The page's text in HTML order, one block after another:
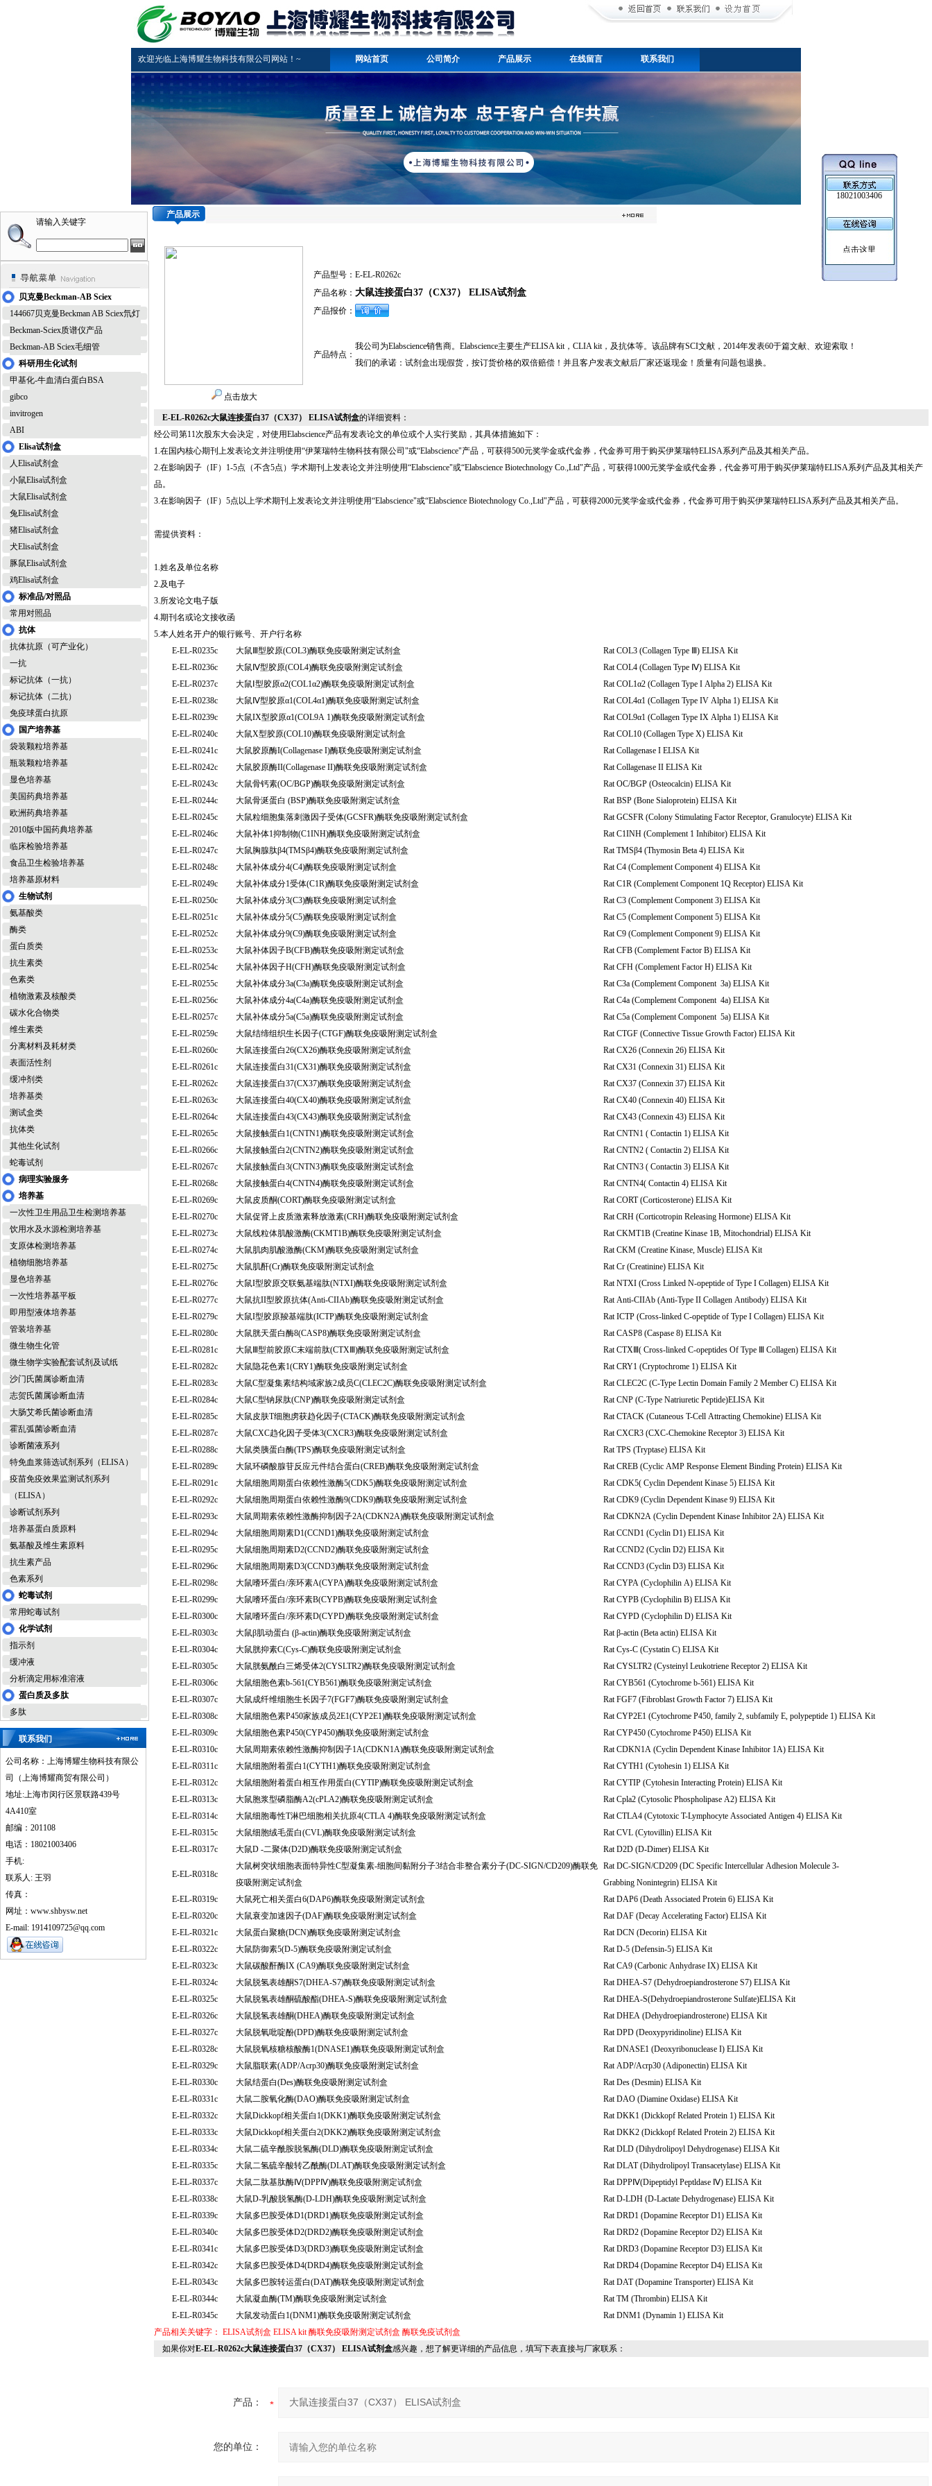
欢迎光临上海博耀生物科技有限公司网站！~ 网站首页 公司简介 产品展示 在线留言 联系我们
18021003406
请输入关键字
贝克曼Beckman-AB Sciex
144667贝克曼Beckman AB Sciex氘灯
Beckman-Sciex质谱仪产品
Beckman-AB Sciex毛细管
科研用生化试剂
甲基化-牛血清白蛋白BSA
gibco
invitrogen
ABI
Elisa试剂盒
人Elisa试剂盒
小鼠Elisa试剂盒
大鼠Elisa试剂盒
兔Elisa试剂盒
猪Elisa试剂盒
犬Elisa试剂盒
豚鼠Elisa试剂盒
鸡Elisa试剂盒
标准品/对照品
常用对照品
抗体
抗体抗原（可产业化）
一抗
标记抗体（一抗）
标记抗体（二抗）
免疫球蛋白抗原
国产培养基
袋装颗粒培养基
瓶装颗粒培养基
显色培养基
美国药典培养基
欧洲药典培养基
2010版中国药典培养基
临床检验培养基
食品卫生检验培养基
培养基原材料
生物试剂
氨基酸类
酶类
蛋白质类
抗生素类
色素类
植物激素及核酸类
碳水化合物类
维生素类
分离材料及耗材类
表面活性剂
缓冲剂类
培养基类
测试盒类
抗体类
其他生化试剂
蛇毒试剂
病理实验服务
培养基
一次性卫生用品卫生检测培养基
饮用水及水源检测培养基
支原体检测培养基
植物细胞培养基
显色培养基
一次性培养基平板
即用型液体培养基
管装培养基
微生物生化管
微生物学实验配套试剂及试纸
沙门氏菌属诊断血清
志贺氏菌属诊断血清
大肠艾希氏菌诊断血清
霍乱弧菌诊断血清
诊断菌液系列
特免血浆筛选试剂系列（ELISA）
疫苗免疫效果监测试剂系列
（ELISA）
诊断试剂系列
培养基蛋白质原料
氨基酸及维生素原料
抗生素产品
色素系列
蛇毒试剂
常用蛇毒试剂
化学试剂
指示剂
缓冲液
分析滴定用标准溶液
蛋白质及多肽
多肽
联系我们
公司名称：上海博耀生物科技有限公
司（上海博耀商贸有限公司）
地址:上海市闵行区景联路439号
4A410室
邮编：201108
电话：18021003406
手机:
联系人: 王羽
传真：
网址：www.shbysw.net
E-mail: 1914109725@qq.com
产品展示
点击放大
产品型号： E-EL-R0262c
产品名称： 大鼠连接蛋白37（CX37） ELISA试剂盒
产品报价：
产品特点：
我公司为Elabscience销售商。Elabscience主要生产ELISA kit，CLIA kit，及抗体等。该品牌有SCI文献，2014年发表60于篇文献、欢迎索取！
我们的承诺：试剂盒出现假货，按订货价格的双倍赔偿！并且客户发表文献后厂家还返现金！质量有问题包退换。
E-EL-R0262c大鼠连接蛋白37（CX37） ELISA试剂盒的详细资料：
经公司第11次股东大会决定，对使用Elabscience产品有发表论文的单位或个人实行奖励，其具体措施如下：
1.在国内核心期刊上发表论文并注明使用“伊莱瑞特生物科技有限公司"或“Elabscience"产品，可获得500元奖学金或代金券，代金券可用于购买伊莱瑞特ELISA系列产品及其相关产品。
2.在影响因子（IF）1-5点（不含5点）学术期刊上发表论文并注明使用“Elabscience"或“Elabscience Biotechnology Co.,Ltd"产品，可获得1000元奖学金或代金券，代金券可用于购买伊莱瑞特ELISA系列产品及其相关产
品。
3.在影响因子（IF）5点以上学术期刊上发表论文并注明使用“Elabscience"或“Elabscience Biotechnology Co.,Ltd"产品，可获得2000元奖学金或代金券，代金券可用于购买伊莱瑞特ELISA系列产品及其相关产品。
需提供资料：
1.姓名及单位名称
2.及电子
3.所发论文电子版
4.期刊名或论文接收函
5.本人姓名开户的银行账号、开户行名称
E-EL-R0235c
大鼠Ⅲ型胶原(COL3)酶联免疫吸附测定试剂盒
Rat COL3 (Collagen Type Ⅲ) ELISA Kit
E-EL-R0236c
大鼠Ⅳ型胶原(COL4)酶联免疫吸附测定试剂盒
Rat COL4 (Collagen Type Ⅳ) ELISA Kit
E-EL-R0237c
大鼠Ⅰ型胶原α2(COL1α2)酶联免疫吸附测定试剂盒
Rat COL1α2 (Collagen Type I Alpha 2) ELISA Kit
E-EL-R0238c
大鼠Ⅳ型胶原α1(COL4α1)酶联免疫吸附测定试剂盒
Rat COL4α1 (Collagen Type IV Alpha 1) ELISA Kit
E-EL-R0239c
大鼠IX型胶原α1(COL9A 1)酶联免疫吸附测定试剂盒
Rat COL9α1 (Collagen Type IX Alpha 1) ELISA Kit
E-EL-R0240c
大鼠X型胶原(COL10)酶联免疫吸附测定试剂盒
Rat COL10 (Collagen Type X) ELISA Kit
E-EL-R0241c
大鼠胶原酶I(Collagenase I)酶联免疫吸附测定试剂盒
Rat Collagenase I ELISA Kit
E-EL-R0242c
大鼠胶原酶II(Collagenase II)酶联免疫吸附测定试剂盒
Rat Collagenase II ELISA Kit
E-EL-R0243c
大鼠骨钙素(OC/BGP)酶联免疫吸附测定试剂盒
Rat OC/BGP (Osteocalcin) ELISA Kit
E-EL-R0244c
大鼠骨涎蛋白 (BSP)酶联免疫吸附测定试剂盒
Rat BSP (Bone Sialoprotein) ELISA Kit
E-EL-R0245c
大鼠粒细胞集落刺激因子受体(GCSFR)酶联免疫吸附测定试剂盒
Rat GCSFR (Colony Stimulating Factor Receptor, Granulocyte) ELISA Kit
E-EL-R0246c
大鼠补体1抑制物(C1INH)酶联免疫吸附测定试剂盒
Rat C1INH (Complement 1 Inhibitor) ELISA Kit
E-EL-R0247c
大鼠胸腺肽β4(TMSβ4)酶联免疫吸附测定试剂盒
Rat TMSβ4 (Thymosin Beta 4) ELISA Kit
E-EL-R0248c
大鼠补体成分4(C4)酶联免疫吸附测定试剂盒
Rat C4 (Complement Component 4) ELISA Kit
E-EL-R0249c
大鼠补体成分1受体(C1R)酶联免疫吸附测定试剂盒
Rat C1R (Complement Component 1Q Receptor) ELISA Kit
E-EL-R0250c
大鼠补体成分3(C3)酶联免疫吸附测定试剂盒
Rat C3 (Complement Component 3) ELISA Kit
E-EL-R0251c
大鼠补体成分5(C5)酶联免疫吸附测定试剂盒
Rat C5 (Complement Component 5) ELISA Kit
E-EL-R0252c
大鼠补体成分9(C9)酶联免疫吸附测定试剂盒
Rat C9 (Complement Component 9) ELISA Kit
E-EL-R0253c
大鼠补体因子B(CFB)酶联免疫吸附测定试剂盒
Rat CFB (Complement Factor B) ELISA Kit
E-EL-R0254c
大鼠补体因子H(CFH)酶联免疫吸附测定试剂盒
Rat CFH (Complement Factor H) ELISA Kit
E-EL-R0255c
大鼠补体成分3a(C3a)酶联免疫吸附测定试剂盒
Rat C3a (Complement Component 3a) ELISA Kit
E-EL-R0256c
大鼠补体成分4a(C4a)酶联免疫吸附测定试剂盒
Rat C4a (Complement Component 4a) ELISA Kit
E-EL-R0257c
大鼠补体成分5a(C5a)酶联免疫吸附测定试剂盒
Rat C5a (Complement Component 5a) ELISA Kit
E-EL-R0259c
大鼠结缔组织生长因子(CTGF)酶联免疫吸附测定试剂盒
Rat CTGF (Connective Tissue Growth Factor) ELISA Kit
E-EL-R0260c
大鼠连接蛋白26(CX26)酶联免疫吸附测定试剂盒
Rat CX26 (Connexin 26) ELISA Kit
E-EL-R0261c
大鼠连接蛋白31(CX31)酶联免疫吸附测定试剂盒
Rat CX31 (Connexin 31) ELISA Kit
E-EL-R0262c
大鼠连接蛋白37(CX37)酶联免疫吸附测定试剂盒
Rat CX37 (Connexin 37) ELISA Kit
E-EL-R0263c
大鼠连接蛋白40(CX40)酶联免疫吸附测定试剂盒
Rat CX40 (Connexin 40) ELISA Kit
E-EL-R0264c
大鼠连接蛋白43(CX43)酶联免疫吸附测定试剂盒
Rat CX43 (Connexin 43) ELISA Kit
E-EL-R0265c
大鼠接触蛋白1(CNTN1)酶联免疫吸附测定试剂盒
Rat CNTN1 ( Contactin 1) ELISA Kit
E-EL-R0266c
大鼠接触蛋白2(CNTN2)酶联免疫吸附测定试剂盒
Rat CNTN2 ( Contactin 2) ELISA Kit
E-EL-R0267c
大鼠接触蛋白3(CNTN3)酶联免疫吸附测定试剂盒
Rat CNTN3 ( Contactin 3) ELISA Kit
E-EL-R0268c
大鼠接触蛋白4(CNTN4)酶联免疫吸附测定试剂盒
Rat CNTN4( Contactin 4) ELISA Kit
E-EL-R0269c
大鼠皮质酮(CORT)酶联免疫吸附测定试剂盒
Rat CORT (Corticosterone) ELISA Kit
E-EL-R0270c
大鼠促肾上皮质激素释放激素(CRH)酶联免疫吸附测定试剂盒
Rat CRH (Corticotropin Releasing Hormone) ELISA Kit
E-EL-R0273c
大鼠线粒体肌酸激酶(CKMT1B)酶联免疫吸附测定试剂盒
Rat CKMT1B (Creatine Kinase 1B, Mitochondrial) ELISA Kit
E-EL-R0274c
大鼠肌肉肌酸激酶(CKM)酶联免疫吸附测定试剂盒
Rat CKM (Creatine Kinase, Muscle) ELISA Kit
E-EL-R0275c
大鼠肌酐(Cr)酶联免疫吸附测定试剂盒
Rat Cr (Creatinine) ELISA Kit
E-EL-R0276c
大鼠I型胶原交联氨基端肽(NTXΙ)酶联免疫吸附测定试剂盒
Rat NTXI (Cross Linked N-opeptide of Type I Collagen) ELISA Kit
E-EL-R0277c
大鼠抗II型胶原抗体(Anti-CIIAb)酶联免疫吸附测定试剂盒
Rat Anti-CIIAb (Anti-Type II Collagen Antibody) ELISA Kit
E-EL-R0279c
大鼠I型胶原羧基端肽(ICTP)酶联免疫吸附测定试剂盒
Rat ICTP (Cross-linked C-opeptide of Type I Collagen) ELISA Kit
E-EL-R0280c
大鼠胱天蛋白酶8(CASP8)酶联免疫吸附测定试剂盒
Rat CASP8 (Caspase 8) ELISA Kit
E-EL-R0281c
大鼠Ⅲ型前胶原C末端前肽(CTXⅢ)酶联免疫吸附测定试剂盒
Rat CTXⅢ( Cross-linked C-opeptides Of Type Ⅲ Collagen) ELISA Kit
E-EL-R0282c
大鼠隐花色素1(CRY1)酶联免疫吸附测定试剂盒
Rat CRY1 (Cryptochrome 1) ELISA Kit
E-EL-R0283c
大鼠C型凝集素结构域家族2成员C(CLEC2C)酶联免疫吸附测定试剂盒
Rat CLEC2C (C-Type Lectin Domain Family 2 Member C) ELISA Kit
E-EL-R0284c
大鼠C型钠尿肽(CNP)酶联免疫吸附测定试剂盒
Rat CNP (C-Type Natriuretic Peptide)ELISA Kit
E-EL-R0285c
大鼠皮肤T细胞虏获趋化因子(CTACK)酶联免疫吸附测定试剂盒
Rat CTACK (Cutaneous T-Cell Attracting Chemokine) ELISA Kit
E-EL-R0287c
大鼠CXC趋化因子受体3(CXCR3)酶联免疫吸附测定试剂盒
Rat CXCR3 (CXC-Chemokine Receptor 3) ELISA Kit
E-EL-R0288c
大鼠类胰蛋白酶(TPS)酶联免疫吸附测定试剂盒
Rat TPS (Tryptase) ELISA Kit
E-EL-R0289c
大鼠环磷酸腺苷反应元件结合蛋白(CREB)酶联免疫吸附测定试剂盒
Rat CREB (Cyclic AMP Response Element Binding Protein) ELISA Kit
E-EL-R0291c
大鼠细胞周期蛋白依赖性激酶5(CDK5)酶联免疫吸附测定试剂盒
Rat CDK5( Cyclin Dependent Kinase 5) ELISA Kit
E-EL-R0292c
大鼠细胞周期蛋白依赖性激酶9(CDK9)酶联免疫吸附测定试剂盒
Rat CDK9 (Cyclin Dependent Kinase 9) ELISA Kit
E-EL-R0293c
大鼠周期素依赖性激酶抑制因子2A(CDKN2A)酶联免疫吸附测定试剂盒
Rat CDKN2A (Cyclin Dependent Kinase Inhibitor 2A) ELISA Kit
E-EL-R0294c
大鼠细胞周期素D1(CCND1)酶联免疫吸附测定试剂盒
Rat CCND1 (Cyclin D1) ELISA Kit
E-EL-R0295c
大鼠细胞周期素D2(CCND2)酶联免疫吸附测定试剂盒
Rat CCND2 (Cyclin D2) ELISA Kit
E-EL-R0296c
大鼠细胞周期素D3(CCND3)酶联免疫吸附测定试剂盒
Rat CCND3 (Cyclin D3) ELISA Kit
E-EL-R0298c
大鼠嗜环蛋白/亲环素A(CYPA)酶联免疫吸附测定试剂盒
Rat CYPA (Cyclophilin A) ELISA Kit
E-EL-R0299c
大鼠嗜环蛋白/亲环素B(CYPB)酶联免疫吸附测定试剂盒
Rat CYPB (Cyclophilin B) ELISA Kit
E-EL-R0300c
大鼠嗜环蛋白/亲环素D(CYPD)酶联免疫吸附测定试剂盒
Rat CYPD (Cyclophilin D) ELISA Kit
E-EL-R0303c
大鼠β肌动蛋白 (β-actin)酶联免疫吸附测定试剂盒
Rat β-actin (Beta actin) ELISA Kit
E-EL-R0304c
大鼠胱抑素C(Cys-C)酶联免疫吸附测定试剂盒
Rat Cys-C (Cystatin C) ELISA Kit
E-EL-R0305c
大鼠胱氨酰白三烯受体2(CYSLTR2)酶联免疫吸附测定试剂盒
Rat CYSLTR2 (Cysteinyl Leukotriene Receptor 2) ELISA Kit
E-EL-R0306c
大鼠细胞色素b-561(CYB561)酶联免疫吸附测定试剂盒
Rat CYB561 (Cytochrome b-561) ELISA Kit
E-EL-R0307c
大鼠成纤维细胞生长因子7(FGF7)酶联免疫吸附测定试剂盒
Rat FGF7 (Fibroblast Growth Factor 7) ELISA Kit
E-EL-R0308c
大鼠细胞色素P450家族成员2E1(CYP2E1)酶联免疫吸附测定试剂盒
Rat CYP2E1 (Cytochrome P450, family 2, subfamily E, polypeptide 1) ELISA Kit
E-EL-R0309c
大鼠细胞色素P450(CYP450)酶联免疫吸附测定试剂盒
Rat CYP450 (Cytochrome P450) ELISA Kit
E-EL-R0310c
大鼠周期素依赖性激酶抑制因子1A(CDKN1A)酶联免疫吸附测定试剂盒
Rat CDKN1A (Cyclin Dependent Kinase Inhibitor 1A) ELISA Kit
E-EL-R0311c
大鼠细胞附着蛋白1(CYTH1)酶联免疫吸附测定试剂盒
Rat CYTH1 (Cytohesin 1) ELISA Kit
E-EL-R0312c
大鼠细胞附着蛋白相互作用蛋白(CYTIP)酶联免疫吸附测定试剂盒
Rat CYTIP (Cytohesin Interacting Protein) ELISA Kit
E-EL-R0313c
大鼠胞浆型磷脂酶A2(cPLA2)酶联免疫吸附测定试剂盒
Rat Cpla2 (Cytosolic Phospholipase A2) ELISA Kit
E-EL-R0314c
大鼠细胞毒性T淋巴细胞相关抗原4(CTLA 4)酶联免疫吸附测定试剂盒
Rat CTLA4 (Cytotoxic T-Lymphocyte Associated Antigen 4) ELISA Kit
E-EL-R0315c
大鼠细胞绒毛蛋白(CVL)酶联免疫吸附测定试剂盒
Rat CVL (Cytovillin) ELISA Kit
E-EL-R0317c
大鼠D -二聚体(D2D)酶联免疫吸附测定试剂盒 Rat D2D (D-Dimer) ELISA Kit
E-EL-R0318c
大鼠树突状细胞表面特异性C型凝集素-细胞间黏附分子3结合非整合素分子(DC-SIGN/CD209)酶联免
疫吸附测定试剂盒
Rat DC-SIGN/CD209 (DC Specific Intercellular Adhesion Molecule 3-
Grabbing Nonintegrin) ELISA Kit
E-EL-R0319c
大鼠死亡相关蛋白6(DAP6)酶联免疫吸附测定试剂盒
Rat DAP6 (Death Associated Protein 6) ELISA Kit
E-EL-R0320c
大鼠衰变加速因子(DAF)酶联免疫吸附测定试剂盒
Rat DAF (Decay Accelerating Factor) ELISA Kit
E-EL-R0321c
大鼠蛋白聚糖(DCN)酶联免疫吸附测定试剂盒
Rat DCN (Decorin) ELISA Kit
E-EL-R0322c
大鼠防御素5(D-5)酶联免疫吸附测定试剂盒
Rat D-5 (Defensin-5) ELISA Kit
E-EL-R0323c
大鼠碳酸酐酶IX (CA9)酶联免疫吸附测定试剂盒
Rat CA9 (Carbonic Anhydrase IX) ELISA Kit
E-EL-R0324c
大鼠脱氢表雄酮S7(DHEA-S7)酶联免疫吸附测定试剂盒
Rat DHEA-S7 (Dehydroepiandrosterone S7) ELISA Kit
E-EL-R0325c
大鼠脱氢表雄酮硫酸酯(DHEA-S)酶联免疫吸附测定试剂盒
Rat DHEA-S(Dehydroepiandrosterone Sulfate)ELISA Kit
E-EL-R0326c
大鼠脱氢表雄酮(DHEA)酶联免疫吸附测定试剂盒
Rat DHEA (Dehydroepiandrosterone) ELISA Kit
E-EL-R0327c
大鼠脱氧吡啶酚(DPD)酶联免疫吸附测定试剂盒
Rat DPD (Deoxypyridinoline) ELISA Kit
E-EL-R0328c
大鼠脱氧核糖核酸酶1(DNASE1)酶联免疫吸附测定试剂盒
Rat DNASE1 (Deoxyribonuclease I) ELISA Kit
E-EL-R0329c
大鼠脂联素(ADP/Acrp30)酶联免疫吸附测定试剂盒
Rat ADP/Acrp30 (Adiponectin) ELISA Kit
E-EL-R0330c
大鼠结蛋白(Des)酶联免疫吸附测定试剂盒
Rat Des (Desmin) ELISA Kit
E-EL-R0331c
大鼠二胺氧化酶(DAO)酶联免疫吸附测定试剂盒
Rat DAO (Diamine Oxidase) ELISA Kit
E-EL-R0332c
大鼠Dickkopf相关蛋白1(DKK1)酶联免疫吸附测定试剂盒
Rat DKK1 (Dickkopf Related Protein 1) ELISA Kit
E-EL-R0333c
大鼠Dickkopf相关蛋白2(DKK2)酶联免疫吸附测定试剂盒
Rat DKK2 (Dickkopf Related Protein 2) ELISA Kit
E-EL-R0334c
大鼠二硫辛酰胺脱氢酶(DLD)酶联免疫吸附测定试剂盒
Rat DLD (Dihydrolipoyl Dehydrogenase) ELISA Kit
E-EL-R0335c
大鼠二氢硫辛酸转乙酰酶(DLAT)酶联免疫吸附测定试剂盒
Rat DLAT (Dihydrolipoyl Transacetylase) ELISA Kit
E-EL-R0337c
大鼠二肽基肽酶Ⅳ(DPPⅣ)酶联免疫吸附测定试剂盒
Rat DPPⅣ(Dipeptidyl Peptldase Ⅳ) ELISA Kit
E-EL-R0338c
大鼠D-乳酸脱氢酶(D-LDH)酶联免疫吸附测定试剂盒
Rat D-LDH (D-Lactate Dehydrogenase) ELISA Kit
E-EL-R0339c
大鼠多巴胺受体D1(DRD1)酶联免疫吸附测定试剂盒
Rat DRD1 (Dopamine Receptor D1) ELISA Kit
E-EL-R0340c
大鼠多巴胺受体D2(DRD2)酶联免疫吸附测定试剂盒
Rat DRD2 (Dopamine Receptor D2) ELISA Kit
E-EL-R0341c
大鼠多巴胺受体D3(DRD3)酶联免疫吸附测定试剂盒
Rat DRD3 (Dopamine Receptor D3) ELISA Kit
E-EL-R0342c
大鼠多巴胺受体D4(DRD4)酶联免疫吸附测定试剂盒
Rat DRD4 (Dopamine Receptor D4) ELISA Kit
E-EL-R0343c
大鼠多巴胺转运蛋白(DAT)酶联免疫吸附测定试剂盒
Rat DAT (Dopamine Transporter) ELISA Kit
E-EL-R0344c
大鼠凝血酶(TM)酶联免疫吸附测定试剂盒
Rat TM (Thrombin) ELISA Kit
E-EL-R0345c
大鼠发动蛋白1(DNM1)酶联免疫吸附测定试剂盒
Rat DNM1 (Dynamin 1) ELISA Kit
产品相关关键字： ELISA试剂盒 ELISA kit 酶联免疫吸附测定试剂盒 酶联免疫试剂盒
如果你对E-EL-R0262c大鼠连接蛋白37（CX37） ELISA试剂盒感兴趣，想了解更详细的产品信息，填写下表直接与厂家联系：
产品：
您的单位：